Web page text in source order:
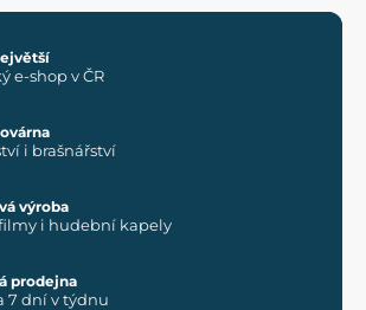
e-shop v ČR
i brašnářství
výroba
i hudební kapely
prodejna
7 dní v týdnu